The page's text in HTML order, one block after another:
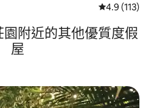
從 113 則評
4.9 (113)
附近的其他優質度假
屋